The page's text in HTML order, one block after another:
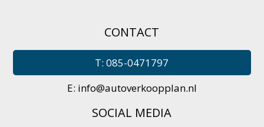
CONTACT
T: 085-0471797
E: info@autoverkoopplan.nl
SOCIAL MEDIA